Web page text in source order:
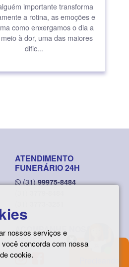
nossos serviços e
concorda com nossa
cookie.
importante transforma
a rotina, as emoções e
como enxergamos o dia a
à dor, uma das maiores
dific...
ATENDIMENTO
FUNERÁRIO 24H
(31)99975-8484
ACOMPANHE NOSSAS
REDES